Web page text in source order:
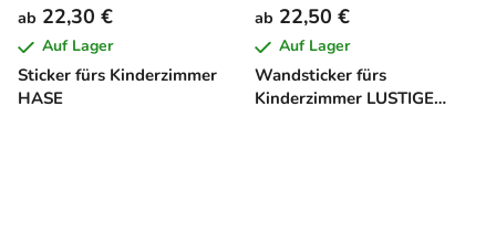
Sticker fürs Kinderzimmer
HASE
ab 22,30 €
Auf Lager
Wandsticker fürs
Kinderzimmer LUSTIGE
ab 22,50 €
Auf Lager